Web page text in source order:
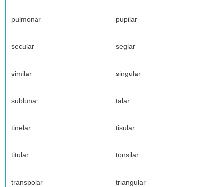
pulmonar pupilar
secular seglar
similar singular
sublunar talar
tinelar tisular
titular tonsilar
transpolar triangular